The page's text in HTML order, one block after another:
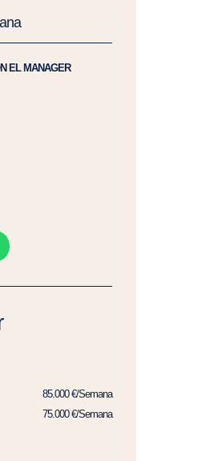
EL MANAGER
85.000 €/Semana
75.000 €/Semana